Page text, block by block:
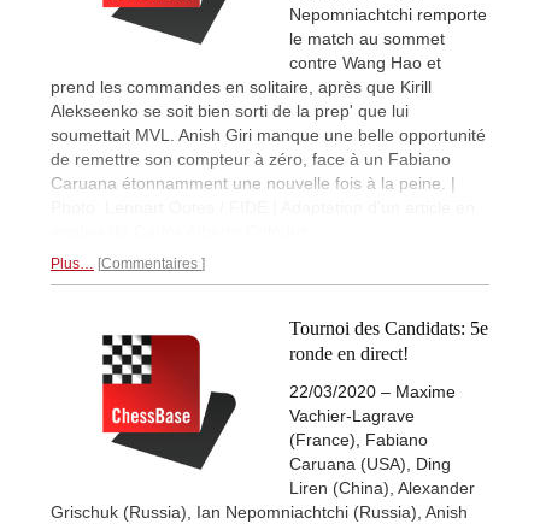
Nepomniachtchi remporte
le match au sommet
contre Wang Hao et
prend les commandes en solitaire, après que Kirill
Alekseenko se soit bien sorti de la prep' que lui
soumettait MVL. Anish Giri manque une belle opportunité
de remettre son compteur à zéro, face à un Fabiano
Caruana étonnamment une nouvelle fois à la peine. |
Plus… Commentaires
Tournoi des Candidats: 5e
ronde en direct!
22/03/2020 – Maxime
Vachier-Lagrave
(France), Fabiano
Caruana (USA), Ding
Liren (China), Alexander
Grischuk (Russia), Ian Nepomniachtchi (Russia), Anish